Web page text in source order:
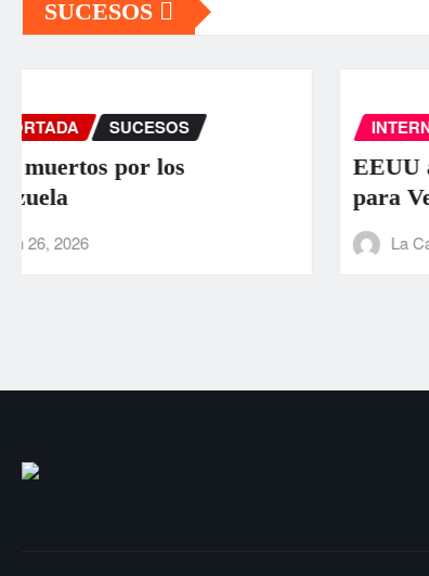
SUCESOS
INTERNACIONAL SUCESOS
EEUU anuncia una ayuda de 130
para Venezuela tras el doble
La Carbonifera